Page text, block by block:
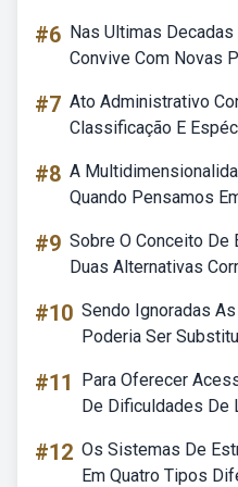
#6 Nas Ultimas
Convive Com Novas
#7 Ato Administrativo
Classificação E
#8 A
Quando Pensamos
#9 Sobre O Conceito
Duas Alternativas
#10 Sendo Ignoradas
Poderia Ser
#11
Para Oferecer
De Dificuldades De
#12 Os Sistemas De
Em Quatro Tipos